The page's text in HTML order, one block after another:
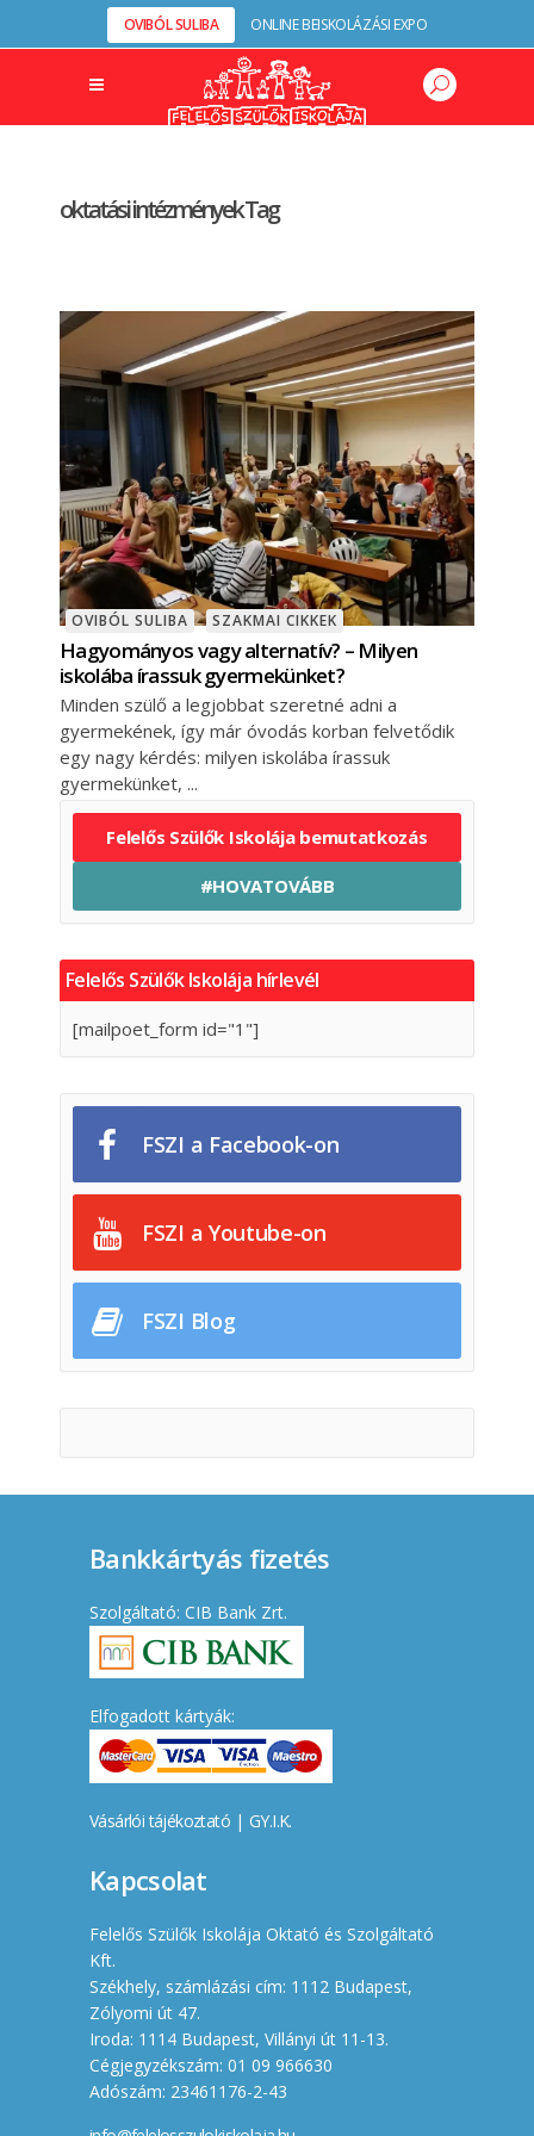
OVIBÓL SULIBA ONLINE BEISKOLÁZÁSI EXPO
oktatási intézmények Tag
OVIBÓL SULIBA SZAKMAI CIKKEK
Hagyományos vagy alternatív? – Milyen
iskolába írassuk gyermekünket?
Minden szülő a legjobbat szeretné adni a
gyermekének, így már óvodás korban felvetődik
egy nagy kérdés: milyen iskolába írassuk
gyermekünket,
Felelős Szülők Iskolája bemutatkozás
#HOVATOVÁBB
Felelős Szülők Iskolája hírlevél
[mailpoet_form id="1"]
FSZI a Facebook-on
FSZI a Youtube-on
FSZI Blog
Bankkártyás fizetés
Szolgáltató: CIB Bank Zrt.
Elfogadott kártyák:
Vásárlói tájékoztató | GY.I.K.
Kapcsolat
Felelős Szülők Iskolája Oktató és Szolgáltató
Kft.
Székhely, számlázási cím: 1112 Budapest,
Zólyomi út 47.
Iroda: 1114 Budapest, Villányi út 11-13.
Cégjegyzékszám: 01 09 966630
Adószám: 23461176-2-43